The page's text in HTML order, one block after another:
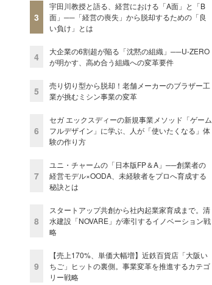
3
宇田川教授と語る、経営における「A面」と「B
面」──「経営の喪失」から脱却するための「良
い負け」とは
4
大企業の6割超が陥る「沈黙の組織」──U-ZERO
が明かす、高め合う組織への変革要件
5
売り切り型から脱却！老舗メーカーのブラザー工
業が挑むミシン事業の変革
6
セガ エックスディーの新規事業メソッド「ゲーム
フルデザイン」に学ぶ、人が「使いたくなる」体
験の作り方
7
ユニ・チャームの「日本版FP＆A」──創業者の
経営モデル×OODA、未経験者をプロへ育成する
秘訣とは
8
スタートアップ共創から社内起業家育成まで。清
水建設「NOVARE」が牽引するイノベーション戦
略
9
【売上170%、単価大幅増】近鉄百貨店「大阪い
ちご」ヒットの裏側。事業変革を推進するカテゴ
リー戦略